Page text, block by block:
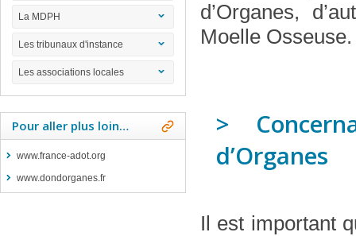
La MDPH
Les tribunaux d'instance
Les associations locales
Pour aller plus loin…
www.france-adot.org
www.dondorganes.fr
d’Organes,
Moelle Osseuse.
>
d’Organes
Il est important